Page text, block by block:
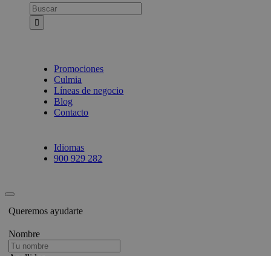
Busca:
Promociones
Culmia
Líneas de negocio
Blog
Contacto
Idiomas
900 929 282
Queremos ayudarte
Nombre